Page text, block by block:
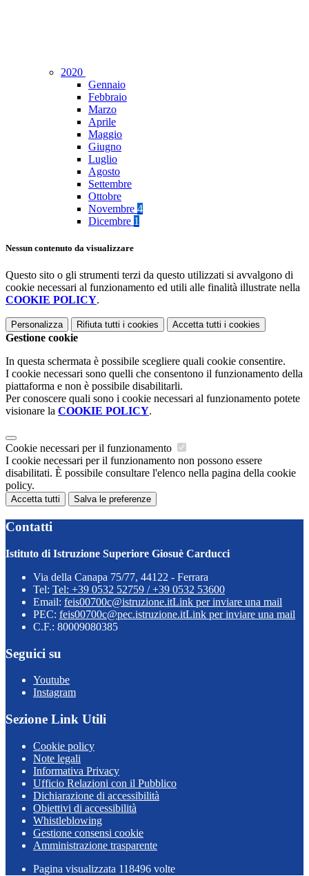
2020
Gennaio
Febbraio
Marzo
Aprile
Maggio
Giugno
Luglio
Agosto
Settembre
Ottobre
Novembre 4
Dicembre 1
Nessun contenuto da visualizzare
Questo sito o gli strumenti terzi da questo utilizzati si avvalgono di
cookie necessari al funzionamento ed utili alle finalità illustrate nella
COOKIE POLICY.
Personalizza Rifiuta tutti i cookies Accetta tutti i cookies
Gestione cookie
In questa schermata è possibile scegliere quali cookie consentire.
I cookie necessari sono quelli che consentono il funzionamento della
piattaforma e non è possibile disabilitarli.
Per conoscere quali sono i cookie necessari al funzionamento potete
visionare la COOKIE POLICY.
Cookie necessari per il funzionamento
I cookie necessari per il funzionamento non possono essere
disabilitati. È possibile consultare l'elenco nella pagina della cookie
policy.
Accetta tutti Salva le preferenze
Contatti
Istituto di Istruzione Superiore Giosuè Carducci
Via della Canapa 75/77, 44122 - Ferrara
Tel: Tel: +39 0532 52759 / +39 0532 53600
Email: feis00700c@istruzione.itLink per inviare una mail
PEC: feis00700c@pec.istruzione.itLink per inviare una mail
C.F.: 80009080385
Seguici su
Youtube
Instagram
Sezione Link Utili
Cookie policy
Note legali
Informativa Privacy
Ufficio Relazioni con il Pubblico
Dichiarazione di accessibilità
Obiettivi di accessibilità
Whistleblowing
Gestione consensi cookie
Amministrazione trasparente
Pagina visualizzata 118496 volte